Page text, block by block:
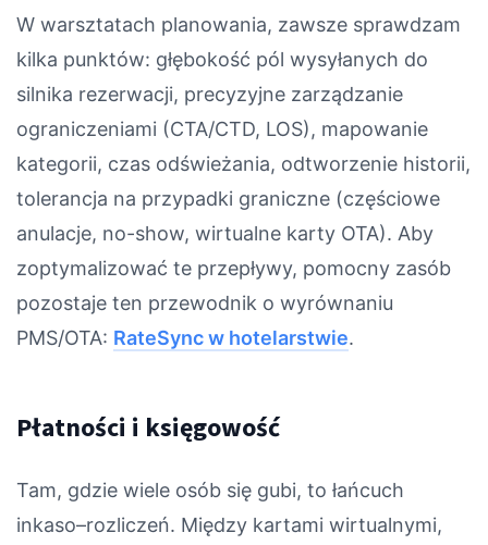
W warsztatach planowania, zawsze sprawdzam
kilka punktów: głębokość pól wysyłanych do
silnika rezerwacji, precyzyjne zarządzanie
ograniczeniami (CTA/CTD, LOS), mapowanie
kategorii, czas odświeżania, odtworzenie historii,
tolerancja na przypadki graniczne (częściowe
anulacje, no-show, wirtualne karty OTA). Aby
zoptymalizować te przepływy, pomocny zasób
pozostaje ten przewodnik o wyrównaniu
PMS/OTA: RateSync w hotelarstwie.
Płatności i księgowość
Tam, gdzie wiele osób się gubi, to łańcuch
inkaso–rozliczeń. Między kartami wirtualnymi,